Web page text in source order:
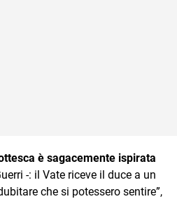
è sagacemente ispirata
-: il Vate riceve il duce a un
che si potessero sentire”,